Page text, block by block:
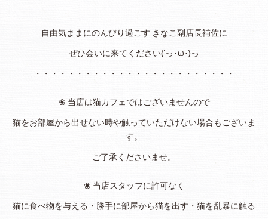
自由気ままにのんびり過ごす きなこ副店長補佐に
ぜひ会いに来てください(´っ･ω･)っ
・・・・・・・・・・・・・・・・・・・・・・・・
❀ 当店は猫カフェではございませんので
猫をお部屋から出せない時や触っていただけない場合もございま
す。
ご了承くださいませ。
❀ 当店スタッフに許可なく
猫に食べ物を与える・勝手に部屋から猫を出す・猫を乱暴に触る